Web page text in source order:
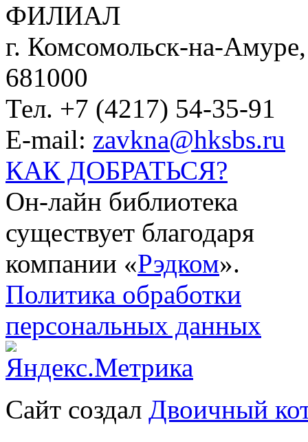
ФИЛИАЛ
г. Комсомольск-на-
681000
Тел. +7 (4217) 54-35-91
E-mail: zavkna@hksbs.ru
КАК ДОБРАТЬСЯ?
Он-лайн библиотека
существует благодаря
компании «Рэдком».
Политика обработки
персональных данных
Сайт создал Двоичный